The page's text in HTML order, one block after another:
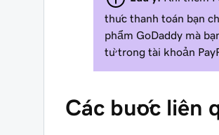
thức thanh toán bạn
phẩm GoDaddy mà
từ trong tài khoản
Các bước liên